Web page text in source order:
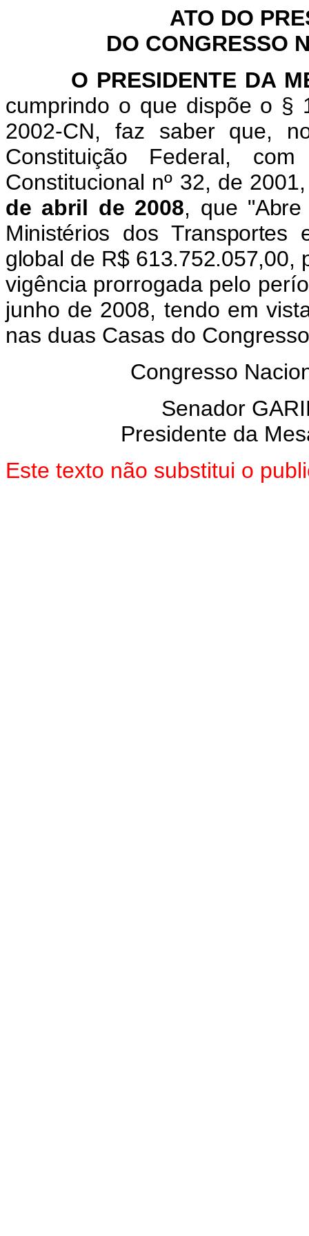
ATO DO
DO CONGRESSO
O PRESIDENTE DA
cumprindo o que dispõe o §
2002-CN, faz saber que,
Constituição Federal,
Constitucional nº 32, de
de abril de 2008, que "
Ministérios dos
global de R$ 613.752.057,00,
vigência prorrogada pelo
junho de 2008, tendo em
nas duas Casas do
Congresso
Senador
Presidente da
Este texto não substitui o